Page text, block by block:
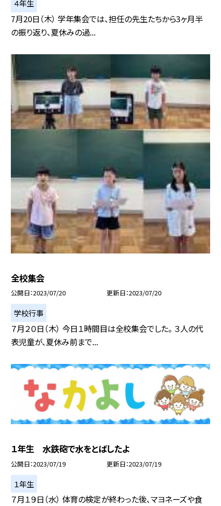
４年生
7月20日（木） 学年集会では、担任の先生たちから3ヶ月半
の振り返り、夏休みの過...
全校集会
公開日 2023/07/20 更新日 2023/07/20
学校行事
７月２０日（木） 今日１時間目は全校集会でした。 ３人の代
表児童が、夏休み前まで...
１年生 水鉄砲で水をとばしたよ
公開日 2023/07/19 更新日 2023/07/19
１年生
７月１９日（水） 体育の検定が終わった後、マヨネーズや食